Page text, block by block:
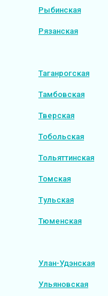
Рыбинская
Рязанская
Таганрогская
Тамбовская
Тверская
Тобольская
Тольяттинская
Томская
Тульская
Тюменская
Улан-Удэнская
Ульяновская